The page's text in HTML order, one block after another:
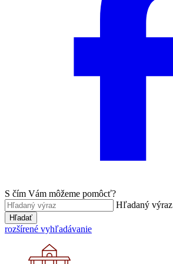
S čím Vám môžeme pomôcť?
Hľadaný výraz
Hľadať
rozšírené vyhľadávanie